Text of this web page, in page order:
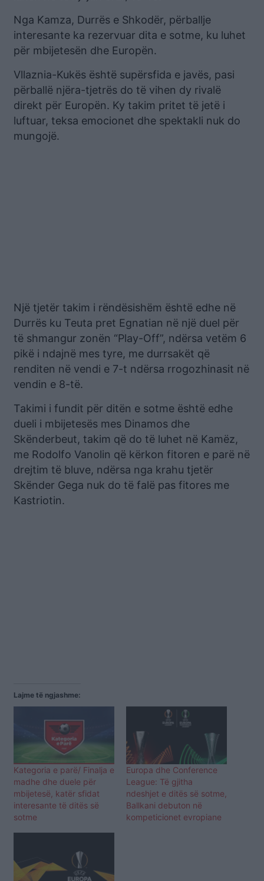
Nga Kamza, Durrës e Shkodër, përballje
interesante ka rezervuar dita e sotme, ku luhet
për mbijetesën dhe Europën.
Vllaznia-Kukës është supërsfida e javës, pasi
përballë njëra-tjetrës do të vihen dy rivalë
direkt për Europën. Ky takim pritet të jetë i
luftuar, teksa emocionet dhe spektakli nuk do
mungojë.
Një tjetër takim i rëndësishëm është edhe në
Durrës ku Teuta pret Egnatian në një duel për
të shmangur zonën “Play-Off”, ndërsa vetëm 6
pikë i ndajnë mes tyre, me durrsakët që
renditen në vendi e 7-t ndërsa rrogozhinasit në
vendin e 8-të.
Takimi i fundit për ditën e sotme është edhe
dueli i mbijetesës mes Dinamos dhe
Skënderbeut, takim që do të luhet në Kamëz,
me Rodolfo Vanolin që kërkon fitoren e parë në
drejtim të bluve, ndërsa nga krahu tjetër
Skënder Gega nuk do të falë pas fitores me
Kastriotin.
Lajme të ngjashme:
Kategoria e parë/ Finalja e
madhe dhe duele për
mbijetesë, katër sfidat
interesante të ditës së
sotme
Europa dhe Conference
League: Të gjitha
ndeshjet e ditës së sotme,
Ballkani debuton në
kompeticionet evropiane